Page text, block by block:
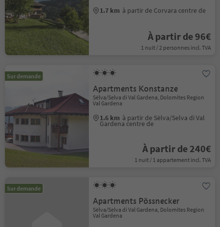
1.7 km à partir de Corvara centre de
À partir de 96€
1 nuit / 2 personnes incl. TVA
Sur demande
Apartments Konstanze
Sëlva/Selva di Val Gardena, Dolomites Region
Val Gardena
1.6 km à partir de Sëlva/Selva di Val
Gardena centre de
À partir de 240€
1 nuit / 1 appartement incl. TVA
Sur demande
Apartments Pössnecker
Sëlva/Selva di Val Gardena, Dolomites Region
Val Gardena